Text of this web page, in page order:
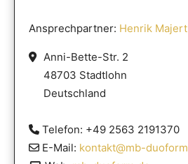
Ansprechpartner: Henrik Majert
Anni-Bette-Str. 2
48703 Stadtlohn
Deutschland
Telefon: +49 2563 2191370
E-Mail: kontakt@mb-